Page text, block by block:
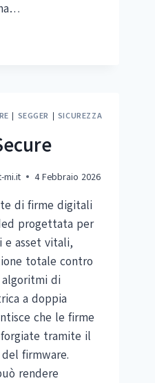
| SEGGER | SICUREZZA
mi.it 4 Febbraio 2026
di firme digitali
progettata per
asset vitali,
totale contro
algoritmi di
a doppia
che le firme
forgiate tramite il
firmware.
rendere